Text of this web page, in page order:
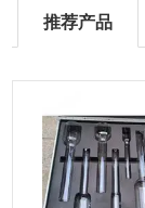
推荐产品